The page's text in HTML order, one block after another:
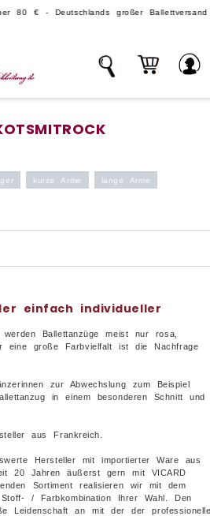
€ - Deutschlands großer Ballettversand.
kurze Arme
lange Arme
einfach individueller
Ballettanzüge meist nur rosa,
eine große Farbvielfalt ist die Nachfrage
zur Abwechslung zum Beispiel
in einem besonderen Schnitt und
aus Frankreich.
Hersteller mit importierter Ware aus
20 Jahren äußerst gern mit VICARD
Sortiment realisieren wir mit dem
/ Farbkombination Ihrer Wahl. Den
Leidenschaft an mit der der